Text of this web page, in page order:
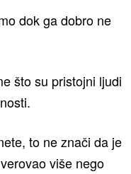
dok ga dobro ne
što su pristojni ljudi
to ne znači da je
više nego